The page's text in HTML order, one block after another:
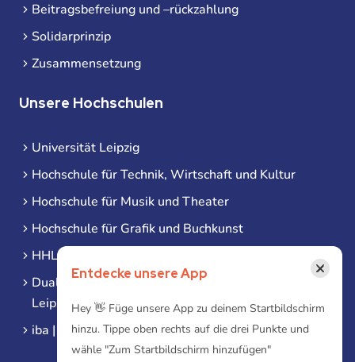
Beitragsbefreiung und –rückzahlung
Solidarprinzip
Zusammensetzung
Unsere Hochschulen
Universität Leipzig
Hochschule für Technik, Wirtschaft und Kultur
Hochschule für Musik und Theater
Hochschule für Grafik und Buchkunst
HHL Leipzig
Duale Hochschule Sachsen (DHSN) am Standort
Leipzig
iba | Campus Leipzig
Entdecke unsere App ×
Hey 👋 Füge unsere App zu deinem Startbildschirm
hinzu. Tippe oben rechts auf die drei Punkte und
wähle "Zum Startbildschirm hinzufügen"